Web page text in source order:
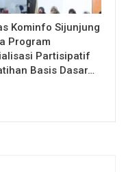
Kominfo Sijunjung
Program
Partisipatif
Basis Dasar…